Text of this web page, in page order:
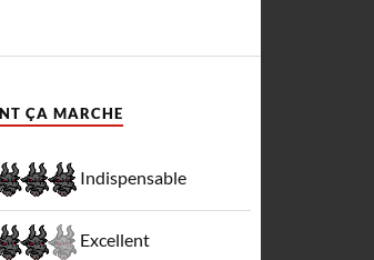
ÇA MARCHE
Indispensable
Excellent